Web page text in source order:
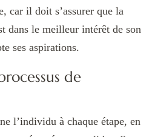
car il doit s’assurer que la
dans le meilleur intérêt de son
ses aspirations.
de
l’individu à chaque étape, en